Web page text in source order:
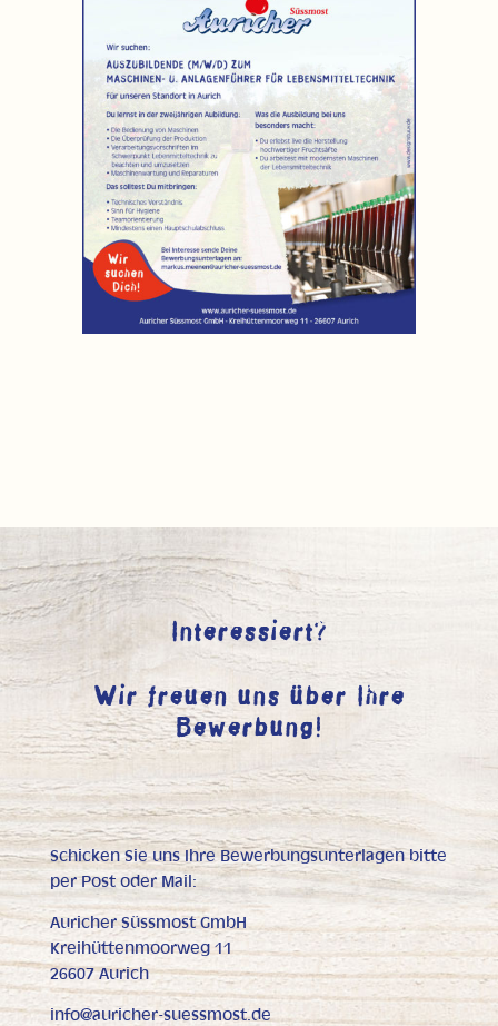
Interessiert?
Wir freuen uns über Ihre
Bewerbung!
Schicken Sie uns Ihre Bewerbungsunterlagen bitte
per Post oder Mail:
Auricher Süssmost GmbH
Kreihüttenmoorweg 11
26607 Aurich
info@auricher-suessmost.de